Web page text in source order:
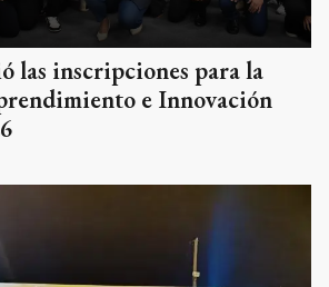
las inscripciones para la
e Innovación